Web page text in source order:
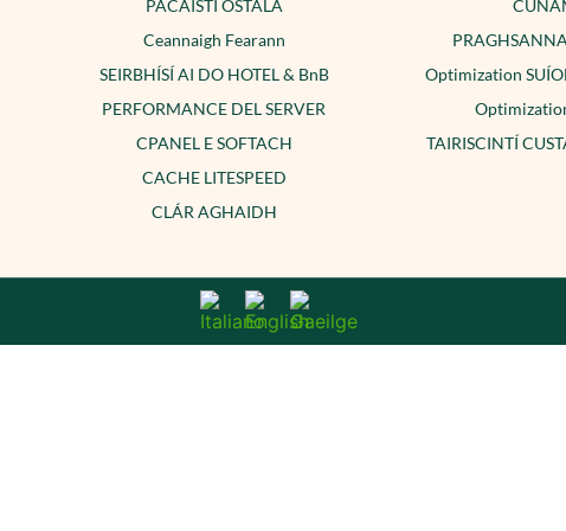
PACÁISTÍ ÓSTÁLA
Ceannaigh Fearann
SEIRBHÍSÍ AI DO HOTEL & BnB
PERFORMANCE DEL SERVER
CPANEL E SOFTACH
CACHE LITESPEED
CLÁR AGHAIDH
Optimization
TAIRISCINTÍ